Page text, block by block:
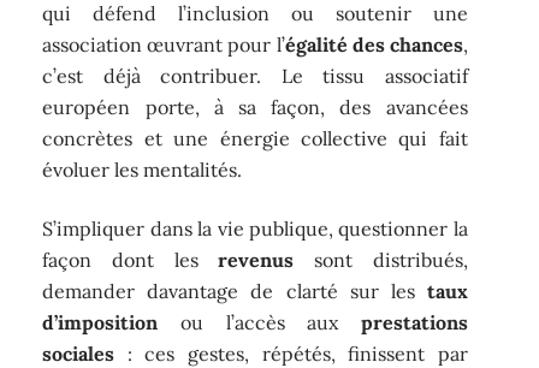
qui défend l’inclusion ou soutenir une
association œuvrant pour l’égalité des chances,
c’est déjà contribuer. Le tissu associatif
européen porte, à sa façon, des avancées
concrètes et une énergie collective qui fait
évoluer les mentalités.
S’impliquer dans la vie publique, questionner la
façon dont lesrevenus sont distribués,
demander davantage de clarté sur les taux
d’imposition ou l’accès aux prestations
sociales : ces gestes, répétés, finissent par